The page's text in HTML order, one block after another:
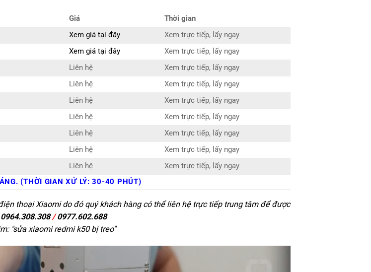
Giá
Thời gian
Xem giá tại đây
Xem trực tiếp, lấy ngay
Xem giá tại đây
Xem trực tiếp, lấy ngay
Liên hệ
Xem trực tiếp, lấy ngay
Liên hệ
Xem trực tiếp, lấy ngay
Liên hệ
Xem trực tiếp, lấy ngay
Liên hệ
Xem trực tiếp, lấy ngay
Liên hệ
Xem trực tiếp, lấy ngay
Liên hệ
Xem trực tiếp, lấy ngay
Liên hệ
Xem trực tiếp, lấy ngay
(THỜI GIAN XỬ LÝ: 30-40 PHÚT)
thoại Xiaomi do đó quý khách hàng có thể liên hệ trực tiếp trung tâm để được
0964.308.308/0977.602.688
"sửa xiaomi redmi k50 bị treo"